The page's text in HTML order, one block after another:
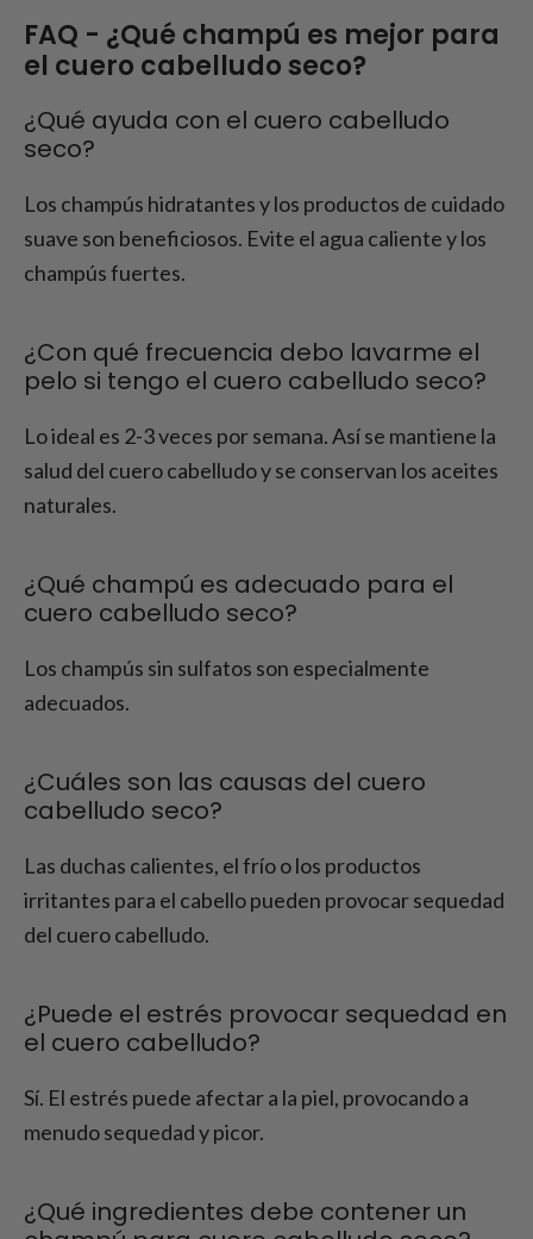
FAQ - ¿Qué champú es mejor para
el cuero cabelludo seco?
¿Qué ayuda con el cuero cabelludo
seco?
Los champús hidratantes y los productos de cuidado
suave son beneficiosos. Evite el agua caliente y los
champús fuertes.
¿Con qué frecuencia debo lavarme el
pelo si tengo el cuero cabelludo seco?
Lo ideal es 2-3 veces por semana. Así se mantiene la
salud del cuero cabelludo y se conservan los aceites
naturales.
¿Qué champú es adecuado para el
cuero cabelludo seco?
Los champús sin sulfatos son especialmente
adecuados.
¿Cuáles son las causas del cuero
cabelludo seco?
Las duchas calientes, el frío o los productos
irritantes para el cabello pueden provocar sequedad
del cuero cabelludo.
¿Puede el estrés provocar sequedad en
el cuero cabelludo?
Sí. El estrés puede afectar a la piel, provocando a
menudo sequedad y picor.
¿Qué ingredientes debe contener un